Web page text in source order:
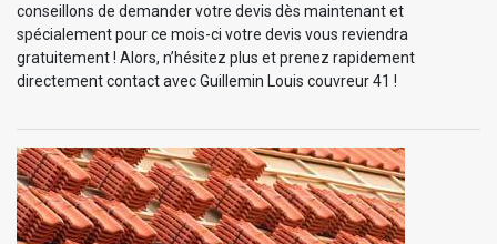
conseillons de demander votre devis dès maintenant et
spécialement pour ce mois-ci votre devis vous reviendra
gratuitement ! Alors, n’hésitez plus et prenez rapidement
directement contact avec Guillemin Louis couvreur 41 !